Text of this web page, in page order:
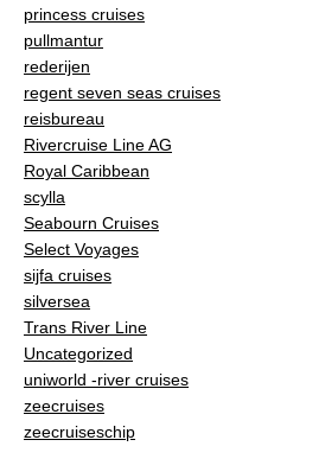
princess cruises
pullmantur
rederijen
regent seven seas cruises
reisbureau
Rivercruise Line AG
Royal Caribbean
scylla
Seabourn Cruises
Select Voyages
sijfa cruises
silversea
Trans River Line
Uncategorized
uniworld -river cruises
zeecruises
zeecruiseschip